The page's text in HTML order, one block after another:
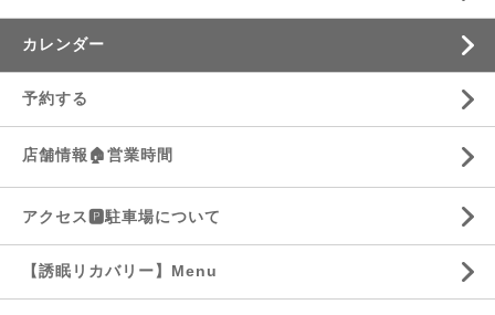
カレンダー
予約する
店舗情報🏠営業時間
アクセス🅿️駐車場について
【誘眠リカバリー】Menu